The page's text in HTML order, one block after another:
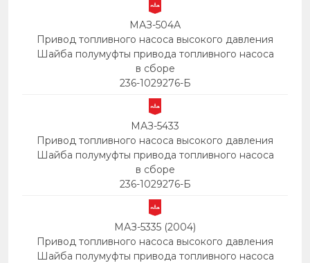
МАЗ-504А
Привод топливного насоса высокого давления
Шайба полумуфты привода топливного насоса
в сборе
236-1029276-Б
МАЗ-5433
Привод топливного насоса высокого давления
Шайба полумуфты привода топливного насоса
в сборе
236-1029276-Б
МАЗ-5335 (2004)
Привод топливного насоса высокого давления
Шайба полумуфты привода топливного насоса